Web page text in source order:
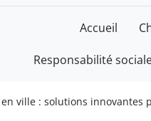
Accueil
Responsabilité
ville : solutions innovantes